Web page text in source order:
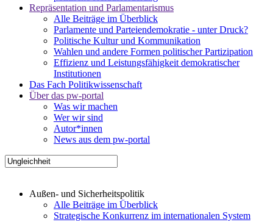
Repräsentation und Parlamentarismus
Alle Beiträge im Überblick
Parlamente und Parteiendemokratie - unter Druck?
Politische Kultur und Kommunikation
Wahlen und andere Formen politischer Partizipation
Effizienz und Leistungsfähigkeit demokratischer
Institutionen
Das Fach Politikwissenschaft
Über das pw-portal
Was wir machen
Wer wir sind
Autor*innen
News aus dem pw-portal
Außen- und Sicherheitspolitik
Alle Beiträge im Überblick
Strategische Konkurrenz im internationalen System